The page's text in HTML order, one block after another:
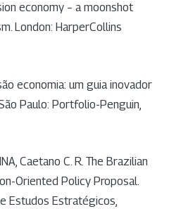
economy – a moonshot
London: HarperCollins
economia: um guia inovador
Paulo: Portfolio-Penguin,
Caetano C. R. The Brazilian
Oriented Policy Proposal.
Estudos Estratégicos,